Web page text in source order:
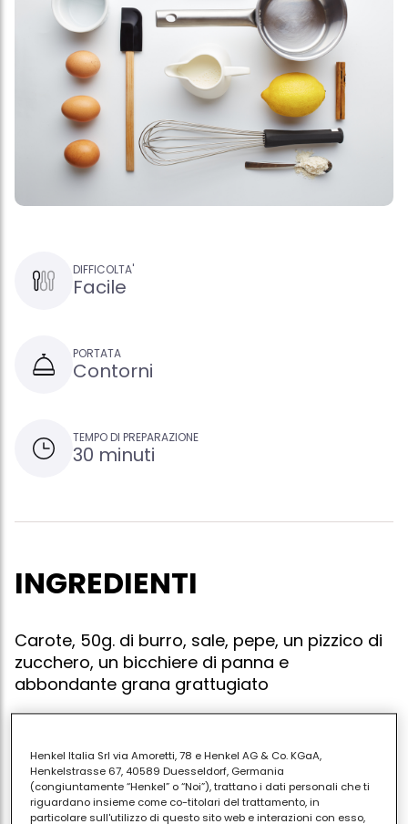
DIFFICOLTA'
Facile
PORTATA
Contorni
TEMPO DI PREPARAZIONE
30 minuti
INGREDIENTI
Carote, 50g. di burro, sale, pepe, un pizzico di
zucchero, un bicchiere di panna e
abbondante grana grattugiato
Raschiate e lavate le carote e tagliatele a
bastoncini. fatele saltare in 50g. di burro, salate,
pepate, aggiungete un pizzico di zucchero, bagnate
Henkel Italia Srl via Amoretti, 78 e Henkel AG & Co. KGaA,
Henkelstrasse 67, 40589 Duesseldorf, Germania
(congiuntamente “Henkel” o “Noi”), trattano i dati personali che ti
riguardano insieme come co-titolari del trattamento, in
particolare sull'utilizzo di questo sito web e interazioni con esso,